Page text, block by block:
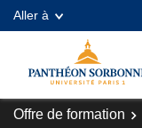
Aller à
Offre de formation